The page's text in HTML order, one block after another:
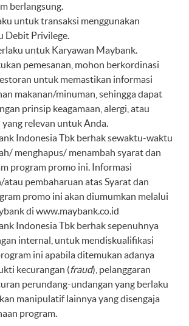
berlangsung.
untuk transaksi menggunakan
Debit Privilege.
untuk Karyawan Maybank.
pemesanan, mohon berkordinasi
untuk memastikan informasi
makanan/minuman, sehingga dapat
prinsip keagamaan, alergi, atau
relevan untuk Anda.
Indonesia Tbk berhak sewaktu-waktu
menghapus/ menambah syarat dan
program promo ini. Informasi
atau pembaharuan atas Syarat dan
promo ini akan diumumkan melalui
di www.maybank.co.id
Indonesia Tbk berhak sepenuhnya
internal, untuk mendiskualifikasi
ini apabila ditemukan adanya
kecurangan (fraud), pelanggaran
perundang-undangan yang berlaku
manipulatif lainnya yang disengaja
program.